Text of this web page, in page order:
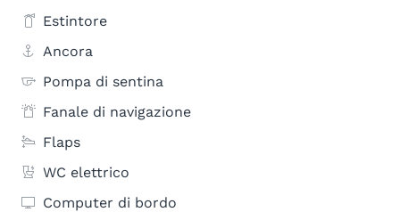
Estintore
Ancora
Pompa di sentina
Fanale di navigazione
Flaps
WC elettrico
Computer di bordo